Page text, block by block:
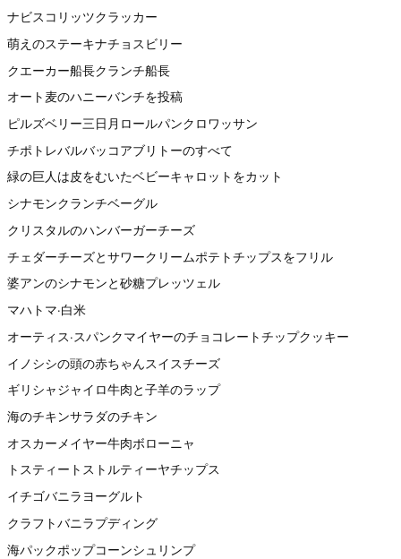
ナビスコリッツクラッカー
萌えのステーキナチョスビリー
クエーカー船長クランチ船長
オート麦のハニーバンチを投稿
ピルズベリー三日月ロールパンクロワッサン
チポトレバルバッコアブリトーのすべて
緑の巨人は皮をむいたベビーキャロットをカット
シナモンクランチベーグル
クリスタルのハンバーガーチーズ
チェダーチーズとサワークリームポテトチップスをフリル
婆アンのシナモンと砂糖プレッツェル
マハトマ·白米
オーティス·スパンクマイヤーのチョコレートチップクッキー
イノシシの頭の赤ちゃんスイスチーズ
ギリシャジャイロ牛肉と子羊のラップ
海のチキンサラダのチキン
オスカーメイヤー牛肉ボローニャ
トスティートストルティーヤチップス
イチゴバニラヨーグルト
クラフトバニラプディング
海パックポップコーンシュリンプ